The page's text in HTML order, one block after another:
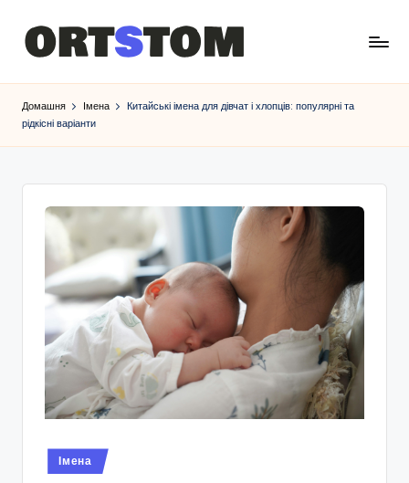
Домашня Імена
Китайські імена для дівчат і хлопців: популярні та
рідкісні варіанти
Опубліковано
у
Імена